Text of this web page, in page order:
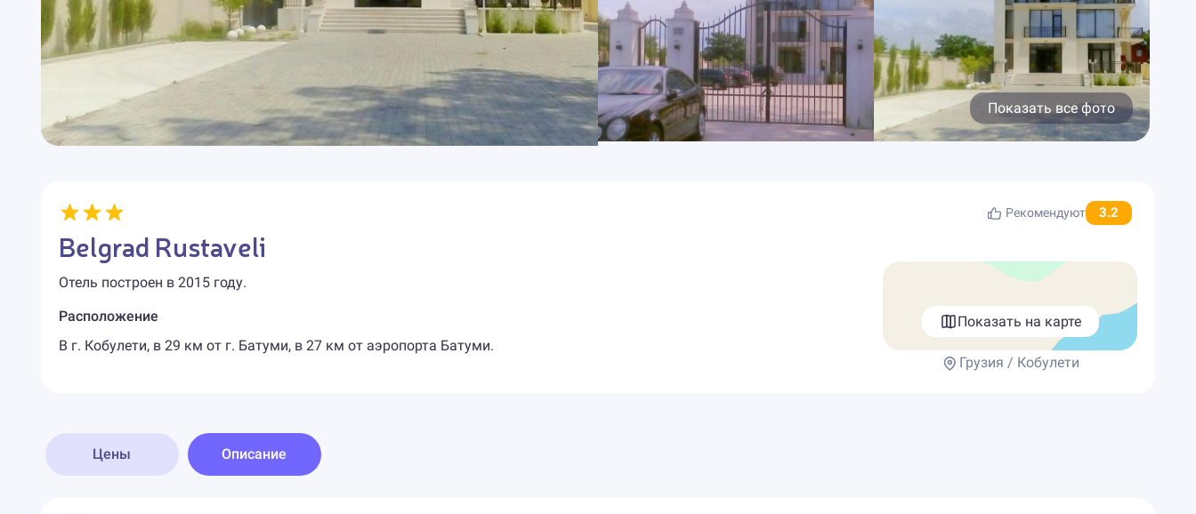
Показать все фото
Рекомендуют 3.2
Belgrad Rustaveli
Отель построен в 2015 году.
Расположение
В г. Кобулети, в 29 км от г. Батуми, в 27 км от аэропорта Батуми.
Показать на карте
Грузия / Кобулети
Цены Описание